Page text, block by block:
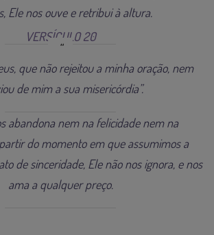
Ele nos ouve e retribui à altura.
VERSÍCULO 20
que não rejeitou a minha oração, nem
de mim a sua misericórdia”.
abandona nem na felicidade nem na
do momento em que assumimos a
de sinceridade, Ele não nos ignora, e nos
ama a qualquer preço.